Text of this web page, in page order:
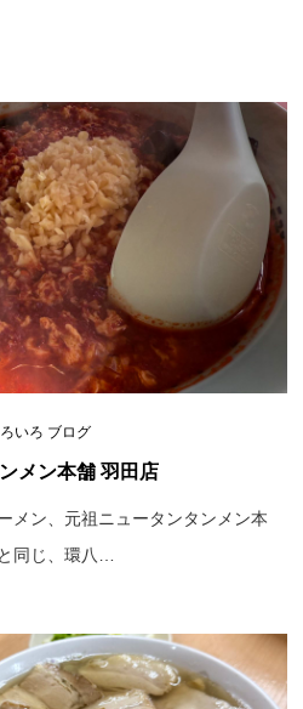
いろ ブログ
メン本舗 羽田店
メン、元祖ニュータンタンメン本
同じ、環八…